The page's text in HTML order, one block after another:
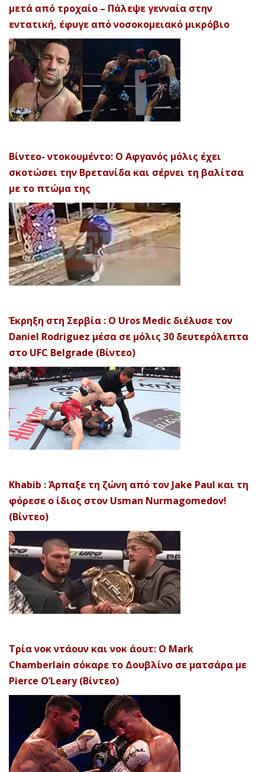
μετά από τροχαίο – Πάλεψε γενναία στην
εντατική, έφυγε από νοσοκομειακό μικρόβιο
Βίντεο- ντοκουμέντο: Ο Αφγανός μόλις έχει
σκοτώσει την Βρετανίδα και σέρνει τη βαλίτσα
με το πτώμα της
Έκρηξη στη Σερβία : Ο Uros Medic διέλυσε τον
Daniel Rodriguez μέσα σε μόλις 30 δευτερόλεπτα
στο UFC Belgrade (Βίντεο)
Khabib : Άρπαξε τη ζώνη από τον Jake Paul και τη
φόρεσε ο ίδιος στον Usman Nurmagomedov!
(Βίντεο)
Τρία νοκ ντάουν και νοκ άουτ: Ο Mark
Chamberlain σόκαρε το Δουβλίνο σε ματσάρα με
Pierce O’Leary (Βίντεο)